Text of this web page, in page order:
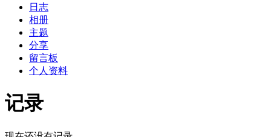
日志
相册
主题
分享
留言板
个人资料
记录